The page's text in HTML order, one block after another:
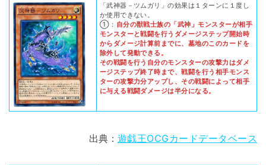
「武神器－ツムガリ」の効果は１ターンに１度し
か使用できない。
①： 自分の獣戦士族の「武神」モンスターが相手
モンスターと戦闘を行うダメージステップ開始時
からダメージ計算前までに、墓地のこのカードを
除外して発動できる。
その戦闘を行う自分のモンスターの攻撃力はダメ
ージステップ終了時まで、戦闘を行う相手モンス
ターの攻撃力分アップし、その戦闘によって相手
に与える戦闘ダメージは半分になる。
出典： 遊戯王OCGカードデータベース